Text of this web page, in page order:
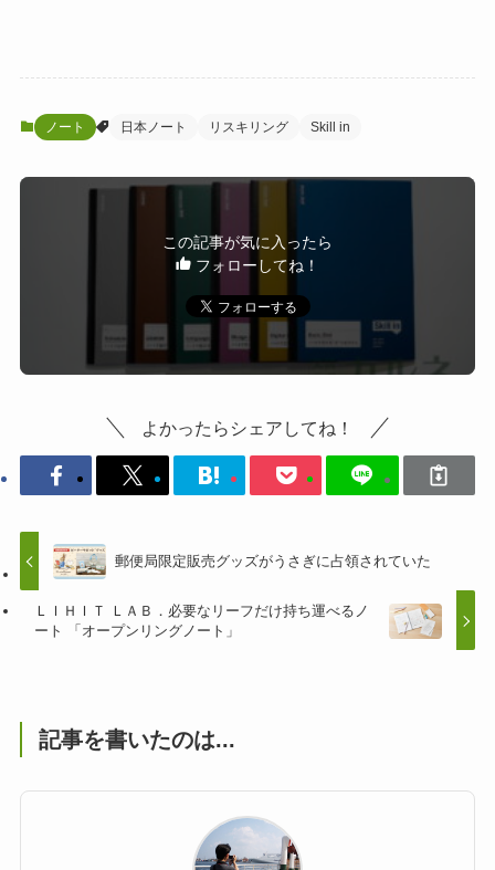
ノート 日本ノート リスキリング Skill in
この記事が気に入ったら
フォローしてね！
よかったらシェアしてね！
郵便局限定販売グッズがうさぎに占領されていた
ＬＩＨＩＴ ＬＡＢ．必要なリーフだけ持ち運べるノ
ート 「オープンリングノート」
記事を書いたのは...